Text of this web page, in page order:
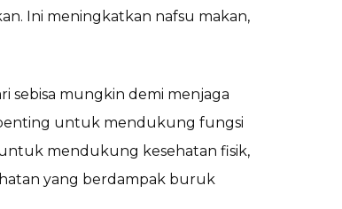
Ini meningkatkan nafsu makan,
sebisa mungkin demi menjaga
untuk mendukung fungsi
mendukung kesehatan fisik,
yang berdampak buruk